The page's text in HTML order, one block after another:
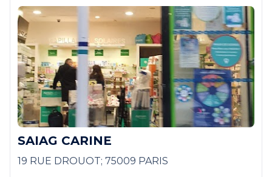
SAIAG CARINE
19 RUE DROUOT; 75009 PARIS